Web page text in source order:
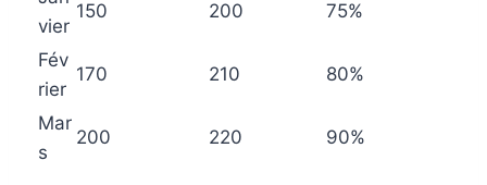
vier
150 200 75%
Fév
rier
170 210 80%
Mar
s
200 220 90%